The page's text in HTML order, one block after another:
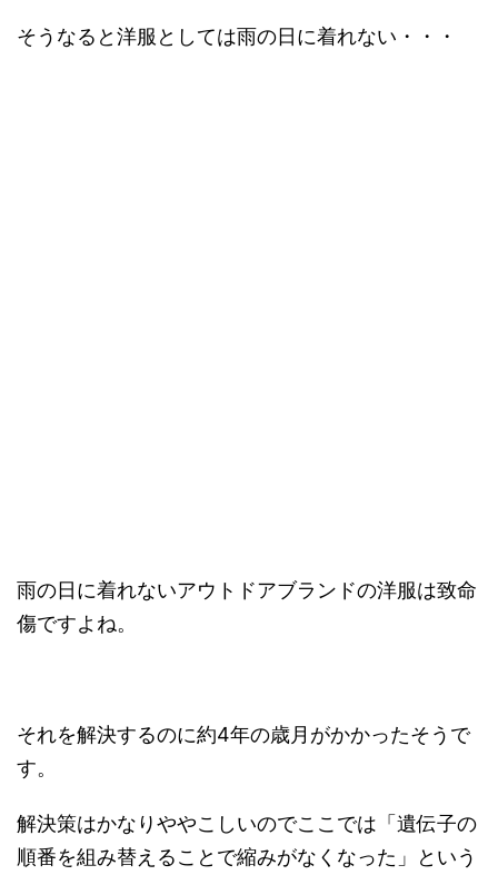
そうなると洋服としては雨の日に着れない・・・
雨の日に着れないアウトドアブランドの洋服は致命
傷ですよね。
それを解決するのに約4年の歳月がかかったそうで
す。
解決策はかなりややこしいのでここでは「遺伝子の
順番を組み替えることで縮みがなくなった」という